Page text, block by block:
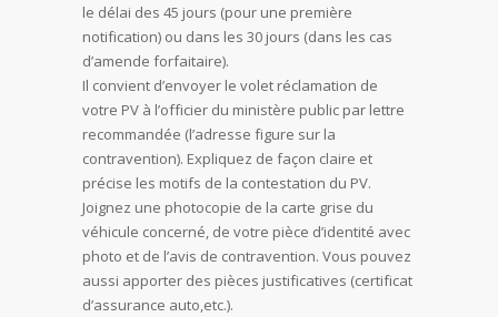
le délai des 45 jours (pour une première
notification) ou dans les 30 jours (dans les cas
d’amende forfaitaire).
Il convient d’envoyer le volet réclamation de
votre PV à l’officier du ministère public par lettre
recommandée (l’adresse figure sur la
contravention). Expliquez de façon claire et
précise les motifs de la contestation du PV.
Joignez une photocopie de la carte grise du
véhicule concerné, de votre pièce d’identité avec
photo et de l’avis de contravention. Vous pouvez
aussi apporter des pièces justificatives (certificat
d’assurance auto,etc.).